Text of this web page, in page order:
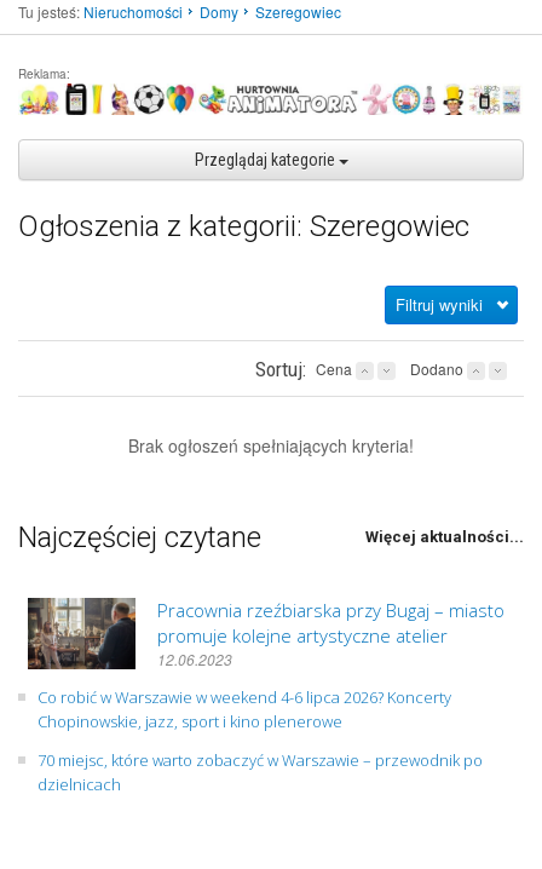
Tu jesteś: Nieruchomości Domy Szeregowiec
Reklama:
Przeglądaj kategorie
Ogłoszenia z kategorii: Szeregowiec
Filtruj wyniki
Sortuj: Cena Dodano
Brak ogłoszeń spełniających kryteria!
Najczęściej czytane Więcej aktualności...
Pracownia rzeźbiarska przy Bugaj – miasto
promuje kolejne artystyczne atelier
12.06.2023
Co robić w Warszawie w weekend 4-6 lipca 2026? Koncerty
Chopinowskie, jazz, sport i kino plenerowe
70 miejsc, które warto zobaczyć w Warszawie – przewodnik po
dzielnicach